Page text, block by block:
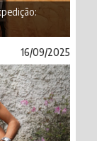
16/09/2025